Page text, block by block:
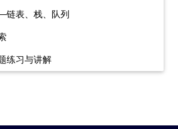
表、栈、队列
练习与讲解